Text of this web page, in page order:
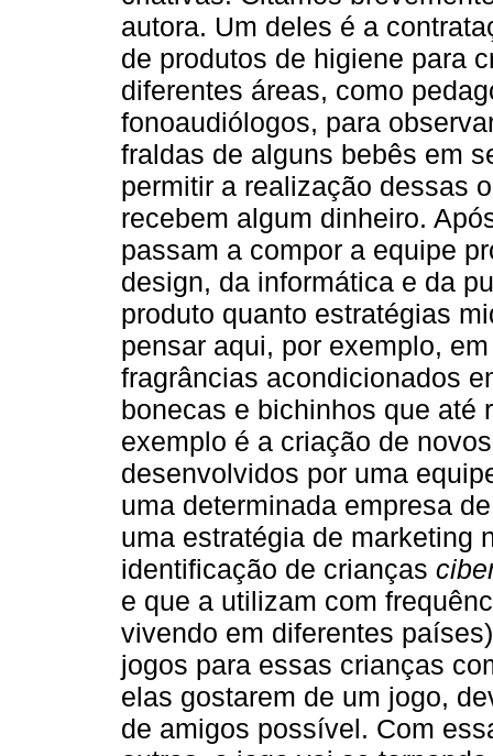
autora. Um deles é a
de produtos de higiene para
diferentes áreas, como
fonoaudiólogos, para
fraldas de alguns bebês em
permitir a realização dessas
recebem algum dinheiro.
passam a compor a equipe
design, da informática e da
produto quanto estratégias
pensar aqui, por exemplo,
fragrâncias acondicionados
bonecas e bichinhos que até
exemplo é a criação de
desenvolvidos por uma
uma determinada empresa
uma estratégia de marketing
identificação de crianças
e que a utilizam com
vivendo em diferentes
jogos para essas crianças
elas gostarem de um jogo,
de amigos possível. Com